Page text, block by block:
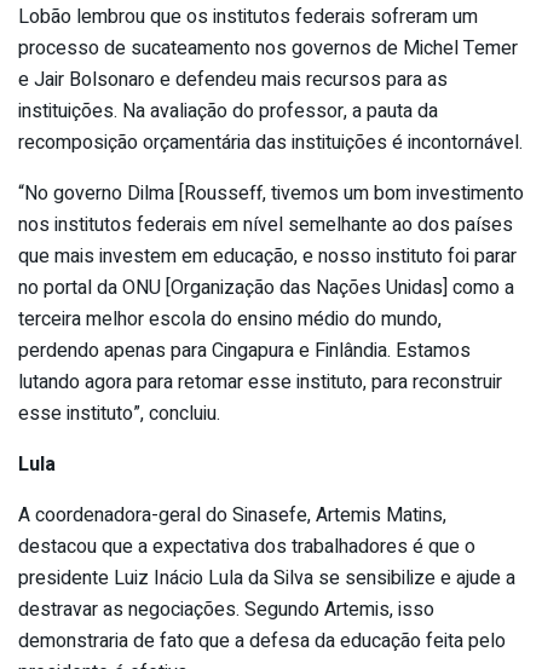
Lobão lembrou que os institutos federais sofreram um
processo de sucateamento nos governos de Michel Temer
e Jair Bolsonaro e defendeu mais recursos para as
instituições. Na avaliação do professor, a pauta da
recomposição orçamentária das instituições é incontornável.
“No governo Dilma [Rousseff, tivemos um bom investimento
nos institutos federais em nível semelhante ao dos países
que mais investem em educação, e nosso instituto foi parar
no portal da ONU [Organização das Nações Unidas] como a
terceira melhor escola do ensino médio do mundo,
perdendo apenas para Cingapura e Finlândia. Estamos
lutando agora para retomar esse instituto, para reconstruir
esse instituto”, concluiu.
Lula
A coordenadora-geral do Sinasefe, Artemis Matins,
destacou que a expectativa dos trabalhadores é que o
presidente Luiz Inácio Lula da Silva se sensibilize e ajude a
destravar as negociações. Segundo Artemis, isso
demonstraria de fato que a defesa da educação feita pelo